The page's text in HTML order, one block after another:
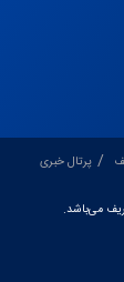
پرتال خبری
می‌باشد.